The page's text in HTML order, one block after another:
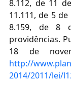
8.112, de 11
11.111, de 5
8.159, de 8
providências.
18 de
http://
2014/2011/lei/